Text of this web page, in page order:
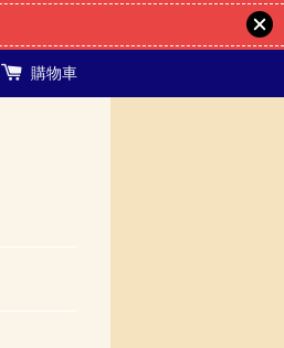
購物車